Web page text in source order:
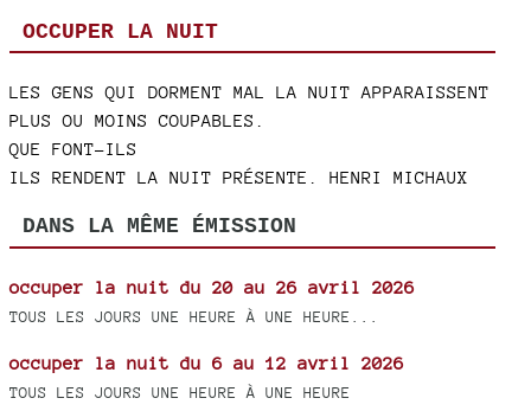
OCCUPER LA NUIT
LES GENS QUI DORMENT MAL LA NUIT APPARAISSENT
PLUS OU MOINS COUPABLES.
QUE FONT-ILS
ILS RENDENT LA NUIT PRÉSENTE. HENRI MICHAUX
DANS LA MÊME ÉMISSION
occuper la nuit du 20 au 26 avril 2026
TOUS LES JOURS UNE HEURE À UNE HEURE...
occuper la nuit du 6 au 12 avril 2026
TOUS LES JOURS UNE HEURE À UNE HEURE